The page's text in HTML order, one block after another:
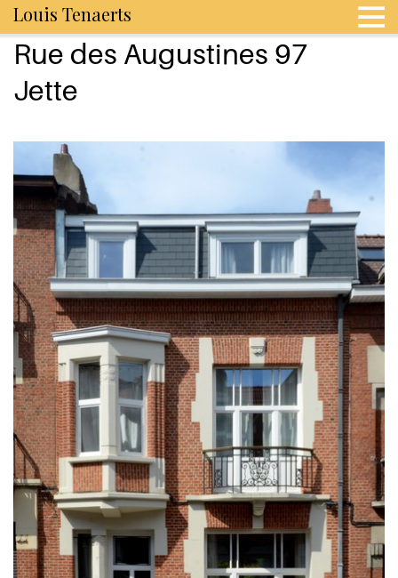
Louis Tenaerts
Rue des Augustines 97
Jette